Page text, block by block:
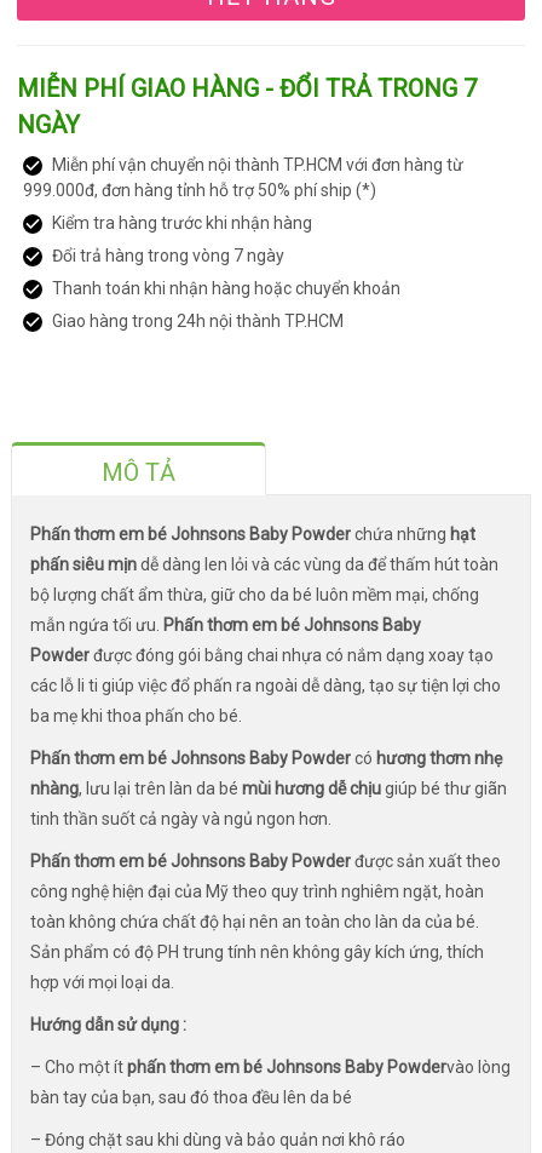
MIỄN PHÍ GIAO HÀNG - ĐỔI TRẢ TRONG 7
NGÀY
Miễn phí vận chuyển nội thành TP.HCM với đơn hàng từ
999.000đ, đơn hàng tỉnh hỗ trợ 50% phí ship (*)
Kiểm tra hàng trước khi nhận hàng
Đổi trả hàng trong vòng 7 ngày
Thanh toán khi nhận hàng hoặc chuyển khoản
Giao hàng trong 24h nội thành TP.HCM
MÔ TẢ
Phấn thơm em bé Johnsons Baby Powderchứa những hạt
phấn siêu mịndễ dàng len lỏi và các vùng da để thấm hút toàn
bộ lượng chất ẩm thừa, giữ cho da bé luôn mềm mại, chống
mẫn ngứa tối ưu. Phấn thơm em bé Johnsons Baby
Powderđược đóng gói bằng chai nhựa có nắm dạng xoay tạo
các lỗ li ti giúp việc đổ phấn ra ngoài dễ dàng, tạo sự tiện lợi cho
ba mẹ khi thoa phấn cho bé.
Phấn thơm em bé Johnsons Baby Powdercó hương thơm nhẹ
nhàng, lưu lại trên làn da bé mùi hương dễ chịugiúp bé thư giãn
tinh thần suốt cả ngày và ngủ ngon hơn.
Phấn thơm em bé Johnsons Baby Powderđược sản xuất theo
công nghệ hiện đại của Mỹ theo quy trình nghiêm ngặt, hoàn
toàn không chứa chất độ hại nên an toàn cho làn da của bé.
Sản phẩm có độ PH trung tính nên không gây kích ứng, thích
hợp với mọi loại da.
Hướng dẫn sử dụng :
– Cho một ítphấn thơm em bé Johnsons Baby Powdervào lòng
bàn tay của bạn, sau đó thoa đều lên da bé
– Đóng chặt sau khi dùng và bảo quản nơi khô ráo